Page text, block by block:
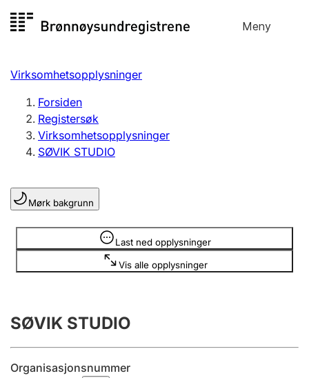
til
Meny
Registersøk
Aksjeselskap
Enkeltpersonforetak
Registrere, endre, slette
Lag og forening
Registrere, endre, slette
Årsregnskap
Innsending og forsinkelsesgebyr
Virksomhetsopplysninger
Forsiden
Registersøk
Virksomhetsopplysninger
SØVIK STUDIO
Mørk bakgrunn
Last ned opplysninger
Vis alle opplysninger
Opplysninger er skjult
SØVIK STUDIO
Organisasjonsnummer